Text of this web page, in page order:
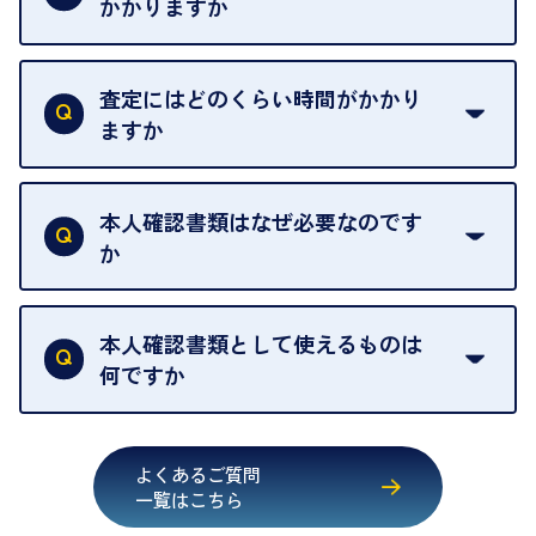
お急ぎの場合はスタッフに一言お声がけください。
可能な限り、迅速に対応させていただきます。
グオフが可能です。
契約破棄という形で、お品物をお戻しすることがで
きます。
売却当日を含む8日間のうちに、お気軽にお申し出
出張買取のお品物は、8日間保管しております。
かかりますか
一切いただいておりません。査定金額にご納得いた
だけない場合は、その場でお断りいただいても問題
ございません。お気軽にご相談ください。
査定にはどのくらい時間がかかり
ますか
お品物の内容や点数によって異なりますが、店頭買
取の場合は1点あたり数分程度が目安です。大量の
お品物の場合は、お時間をいただくことがございま
本人確認書類はなぜ必要なのです
か
買取店は古物営業法により、お客様のご本人確認を
行うことが義務付けられています。安心してお取引
いただくためにも、ご協力をお願いいたします。
本人確認書類として使えるものは
何ですか
・健康保険証確認書
・マイナンバーカード
・在留カード
よくあるご質問
一覧はこちら